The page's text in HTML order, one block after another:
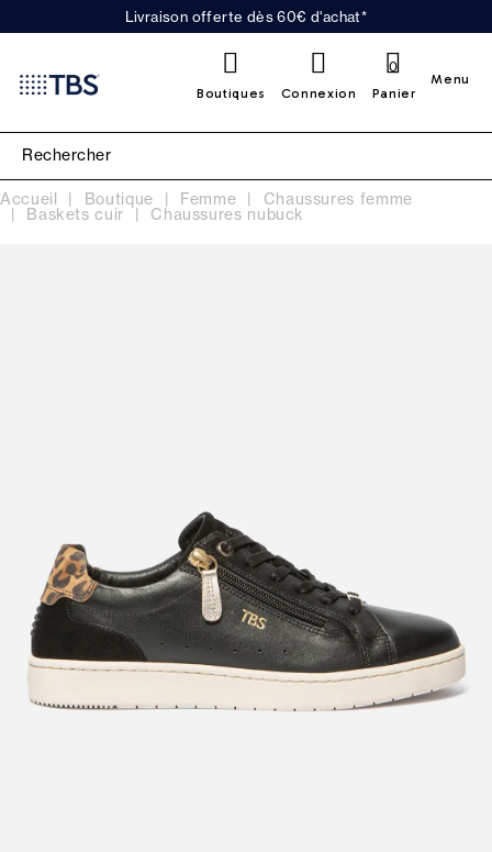
Livraison offerte dès 60€ d'achat*
Boutiques Connexion Panier
0
Menu
Accueil Boutique Femme Chaussures femme
Baskets cuir Chaussures nubuck